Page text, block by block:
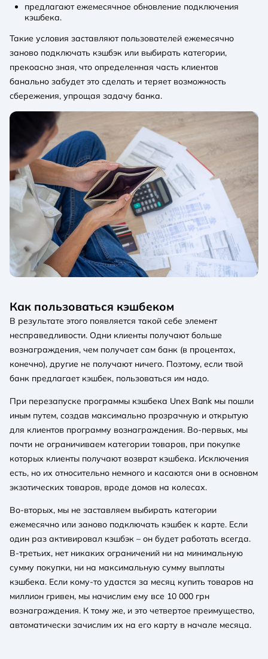
предлагают ежемесячное обновление подключения
кэшбека.
Такие условия заставляют пользователей ежемесячно
заново подключать кэшбэк или выбирать категории,
прекоасно зная, что определенная часть клиентов
банально забудет это сделать и теряет возможность
сбережения, упрощая задачу банка.
Как пользоваться кэшбеком
В результате этого появляется такой себе элемент
несправедливости. Одни клиенты получают больше
вознаграждения, чем получает сам банк (в процентах,
конечно), другие не получают ничего. Поэтому, если твой
банк предлагает кэшбек, пользоваться им надо.
При перезапуске программы кэшбека Unex Bank мы пошли
иным путем, создав максимально прозрачную и открытую
для клиентов программу вознаграждения. Во-первых, мы
почти не ограничиваем категории товаров, при покупке
которых клиенты получают возврат кэшбека. Исключения
есть, но их относительно немного и касаются они в основном
экзотических товаров, вроде домов на колесах.
Во-вторых, мы не заставляем выбирать категории
ежемесячно или заново подключать кэшбек к карте. Если
один раз активировал кэшбэк – он будет работать всегда.
В-третьих, нет никаких ограничений ни на минимальную
сумму покупки, ни на максимальную сумму выплаты
кэшбека. Если кому-то удастся за месяц купить товаров на
миллион гривен, мы начислим ему все 10 000 грн
вознаграждения. К тому же, и это четвертое преимущество,
автоматически зачислим их на его карту в начале месяца.